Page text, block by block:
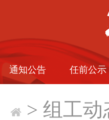
通知公告 任前公示
> 组工动